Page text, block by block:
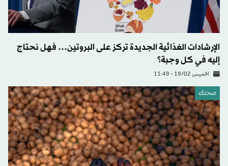
الإرشادات الغذائية الجديدة تركز على البروتين… فهل نحتاج
إليه في كل وجبة؟
الخميس 19/02 - 11:49
صحتك